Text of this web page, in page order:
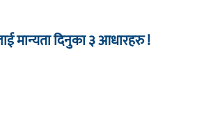
मान्यता दिनुका ३ आधारहरु !